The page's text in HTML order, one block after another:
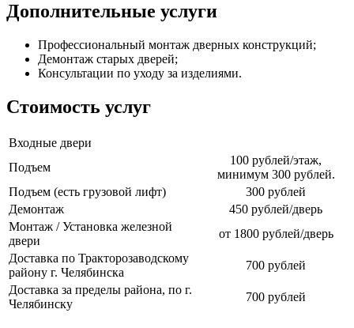
Дополнительные услуги
Профессиональный монтаж дверных конструкций;
Демонтаж старых дверей;
Консультации по уходу за изделиями.
Стоимость услуг
Входные двери
Подъем
100 рублей/этаж,
минимум 300 рублей.
Подъем (есть грузовой лифт)
300 рублей
Демонтаж
450 рублей/дверь
Монтаж / Установка железной
двери
от 1800 рублей/дверь
Доставка по Тракторозаводскому
району г. Челябинска
700 рублей
Доставка за пределы района, по г.
Челябинску
700 рублей